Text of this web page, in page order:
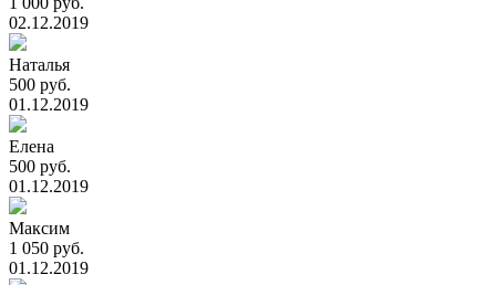
02.12.2019
Наталья
500 руб.
01.12.2019
Елена
500 руб.
01.12.2019
Максим
1 050 руб.
01.12.2019